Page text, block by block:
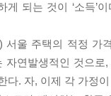
슈가 크게 다가오지
았듯 나이와 여건에
책을 쓰는 저자 입장
점에 대해서 오해 없
게 되는 것이 ‘소득’
서울 주택의 적정 가
자연발생적인 것으
다. 자, 이제 각 가정